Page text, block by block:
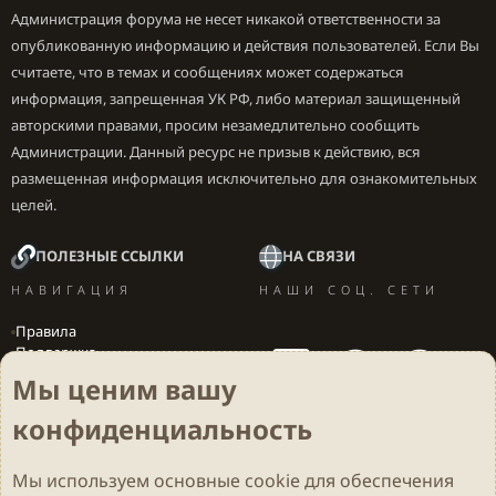
Администрация форума не несет никакой ответственности за
опубликованную информацию и действия пользователей. Если Вы
считаете, что в темах и сообщениях может содержаться
информация, запрещенная УК РФ, либо материал защищенный
авторскими правами, просим незамедлительно сообщить
Администрации. Данный ресурс не призыв к действию, вся
размещенная информация исключительно для ознакомительных
целей.
ПОЛЕЗНЫЕ ССЫЛКИ
НАВИГАЦИЯ
Правила
Поддержка
Локализация игр
НА СВЯЗИ
НАШИ СОЦ. СЕТИ
Cookies Darkdale - Основа [v.2.3.2 rc1] 🔥 Русский (RU)
Мы ценим вашу
конфиденциальность
Мы используем основные cookieдля обеспечения